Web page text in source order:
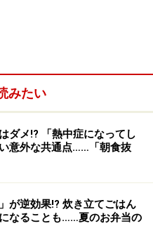
りのドレッシングは1袋
ミン脂溶性ビタミンが緑
みたい
ダメ!? 「熱中症になってし
意外な共通点……「朝食抜
が逆効果!? 炊き立てごはん
なることも……夏のお弁当の